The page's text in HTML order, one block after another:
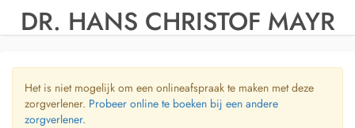
DR. HANS CHRISTOF MAYR
Het is niet mogelijk om een onlineafspraak te maken met deze
zorgverlener. Probeer online te boeken bij een andere
zorgverlener.